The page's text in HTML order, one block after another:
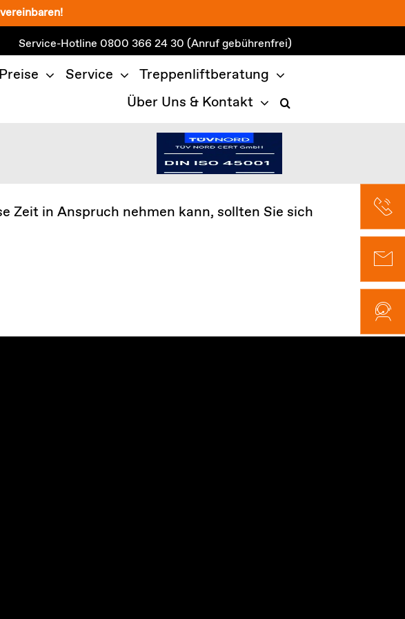
Service-Hotline0800 366 24 30 (Anruf gebührenfrei)
Preise Service
Treppenliftberatung
Über Uns & Kontakt
Zeit in Anspruch nehmen kann, sollten Sie sich